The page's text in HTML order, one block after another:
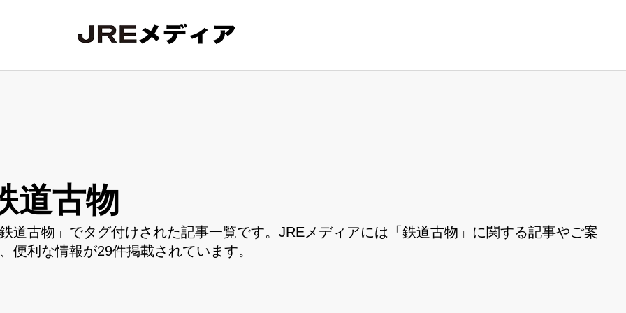
道古物
道古物」でタグ付けされた記事一覧です。JREメディアには「鉄道古物」に関する記事やご案
便利な情報が29件掲載されています。